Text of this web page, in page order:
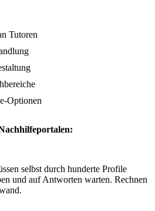
Tutoren
Optionen
selbst durch hunderte Profile
und auf Antworten warten. Rechnen